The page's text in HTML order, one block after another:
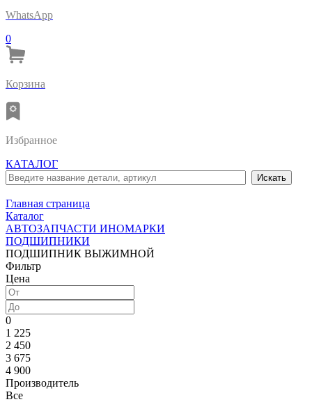
WhatsApp
0
Корзина
Избранное
КАТАЛОГ
Главная страница
Каталог
АВТОЗАПЧАСТИ ИНОМАРКИ
ПОДШИПНИКИ
ПОДШИПНИК ВЫЖИМНОЙ
Фильтр
Цена
0
1 225
2 450
3 675
4 900
Производитель
Все